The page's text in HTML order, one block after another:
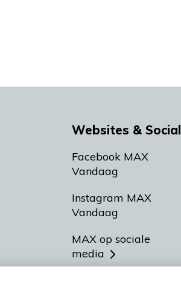
Websites & Social
Facebook MAX
Vandaag
Instagram MAX
Vandaag
MAX op sociale
media